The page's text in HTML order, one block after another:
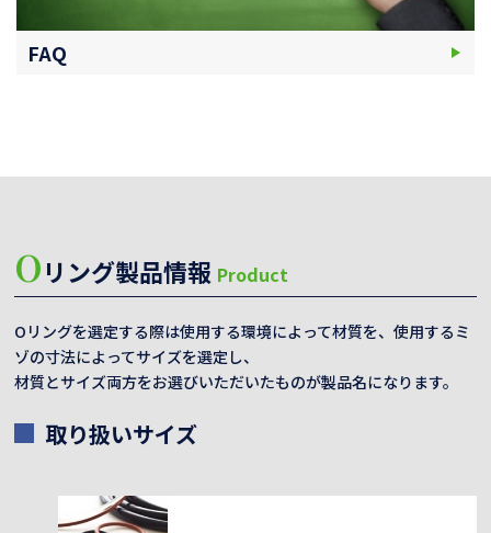
FAQ
Oリング製品情報 Product
Oリングを選定する際は使用する環境によって材質を、使用するミ
ゾの寸法によってサイズを選定し、
材質とサイズ両方をお選びいただいたものが製品名になります。
取り扱いサイズ